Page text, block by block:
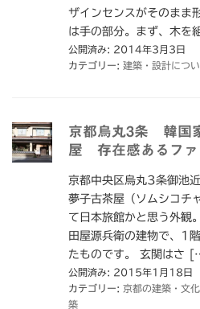
ザインセンスがそのまま
は手の部分。まず、木を
公開済み: 2014年3月3日
カテゴリー: 建築・設計につ
京都烏丸3条 韓国
屋 存在感あるファ
京都中央区烏丸3条御池
夢子古茶屋（ソムシコチ
て日本旅館かと思う外観
田屋源兵衛の建物で、1
たものです。 玄関はさ
公開済み: 2015年1月18日
カテゴリー: 京都の建築・文化
築